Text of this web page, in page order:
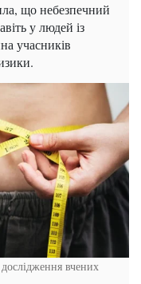
що небезпечний
у людей із
учасників
вчених